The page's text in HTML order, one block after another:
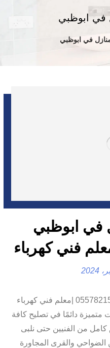
في ابوظبي
في ابوظبي
في ابوظبي
كهربائي منازل في ابوظبي |0557821580 |معلم فني كهرباء
دائمًا في تصليح كافة
كامل من الفنيين حتى نلبى
الضواحي والقرى المجاورة